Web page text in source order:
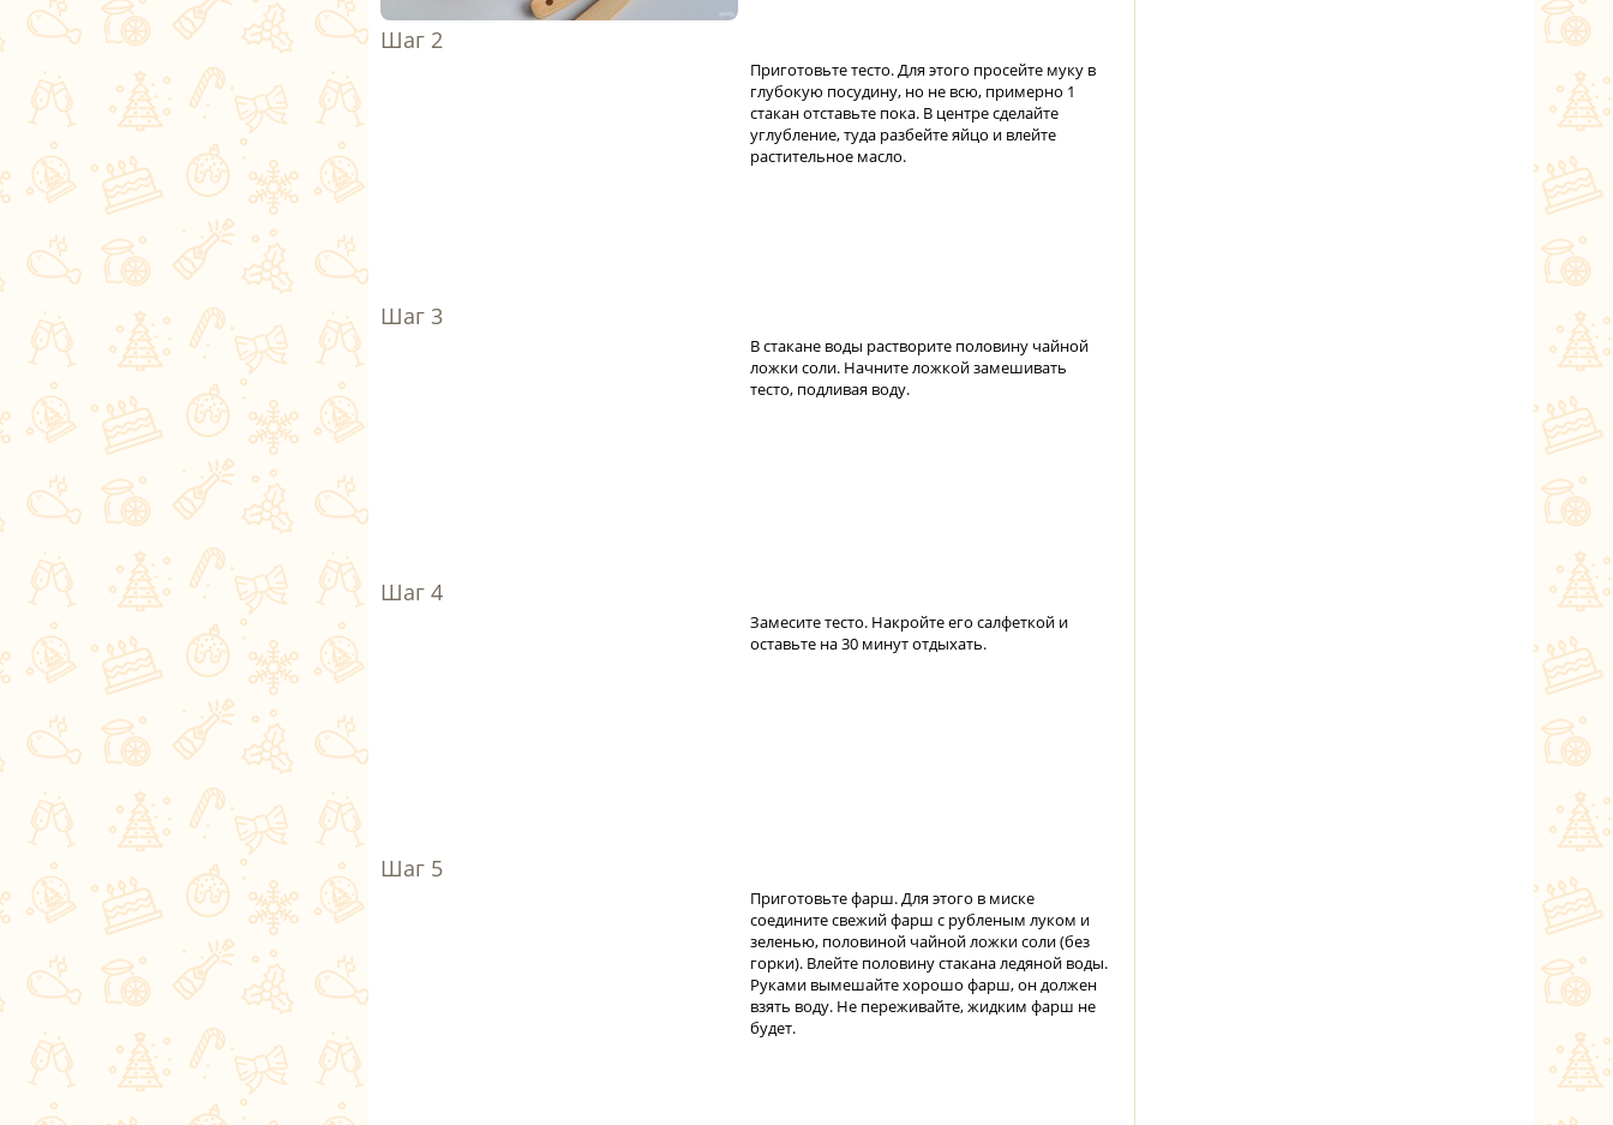
Приготовьте тесто. Для этого просейте муку в
глубокую посудину, но не всю, примерно 1
стакан отставьте пока. В центре сделайте
углубление, туда разбейте яйцо и влейте
растительное масло.
В стакане воды растворите половину чайной
ложки соли. Начните ложкой замешивать
тесто, подливая воду.
Замесите тесто. Накройте его салфеткой и
оставьте на 30 минут отдыхать.
Приготовьте фарш. Для этого в миске
соедините свежий фарш с рубленым луком и
зеленью, половиной чайной ложки соли (без
горки). Влейте половину стакана ледяной воды.
Руками вымешайте хорошо фарш, он должен
взять воду. Не переживайте, жидким фарш не
будет.